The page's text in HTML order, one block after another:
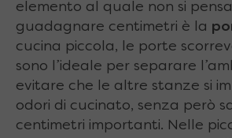
elemento al quale non si
guadagnare centimetri è la
cucina piccola, le porte
sono l’ideale per separare
evitare che le altre stanze si
odori di cucinato, senza però
centimetri importanti. Nelle